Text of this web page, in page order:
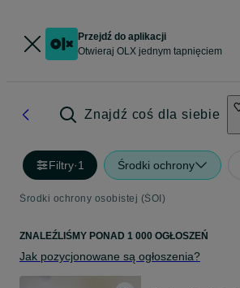
Przejdź do aplikacji
Otwieraj OLX jednym tapnięciem
Znajdź coś dla siebie
Filtry·1 Środki ochrony
Środki ochrony osobistej (ŚOI)
ZNALEŹLIŚMY PONAD 1 000 OGŁOSZEŃ
Jak pozycjonowane są ogłoszenia?